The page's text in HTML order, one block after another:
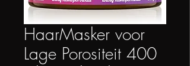
HaarMasker voor
Lage Porositeit 400